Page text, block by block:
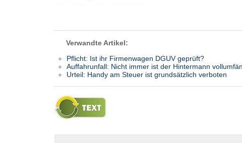
Verwandte Artikel:
Pflicht: Ist ihr Firmenwagen DGUV geprüft?
Auffahrunfall: Nicht immer ist der Hintermann
Urteil: Handy am Steuer ist grundsätzlich verboten